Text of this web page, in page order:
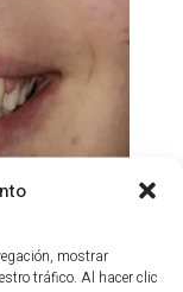
mostrar
tráfico. Al hacer clic